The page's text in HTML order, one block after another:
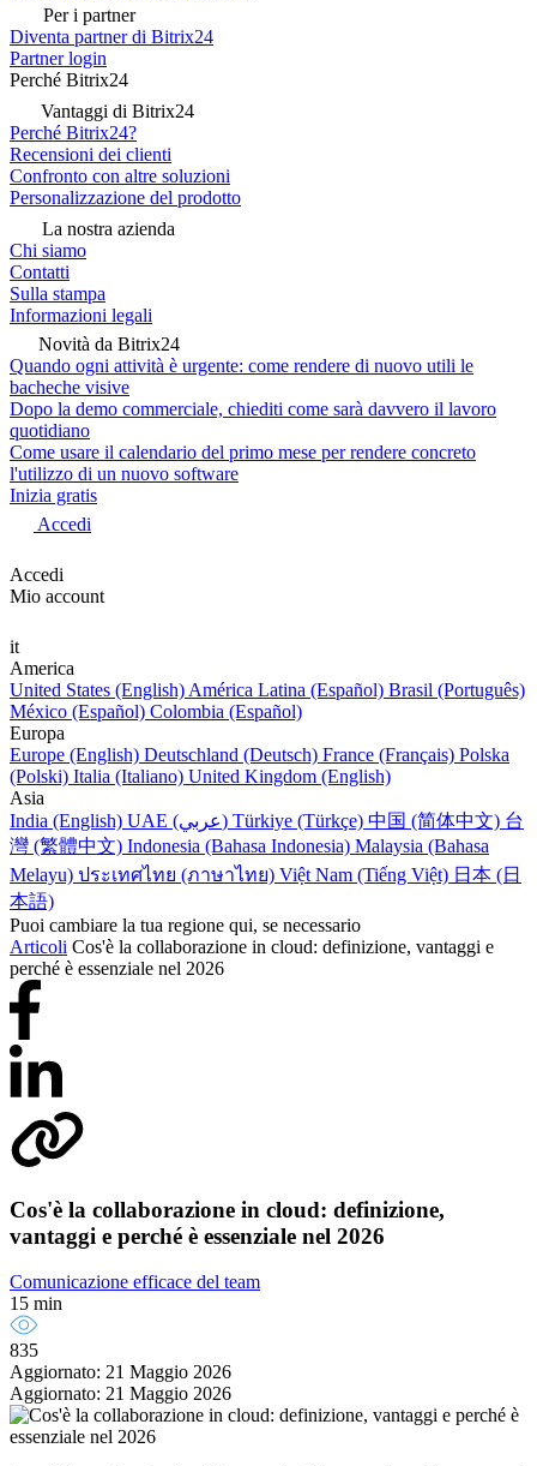
Per i partner
Diventa partner di Bitrix24
Partner login
Perché Bitrix24
Vantaggi di Bitrix24
Perché Bitrix24?
Recensioni dei clienti
Confronto con altre soluzioni
Personalizzazione del prodotto
La nostra azienda
Chi siamo
Contatti
Sulla stampa
Informazioni legali
Novità da Bitrix24
Quando ogni attività è urgente: come rendere di nuovo utili le
bacheche visive
Dopo la demo commerciale, chiediti come sarà davvero il lavoro
quotidiano
Come usare il calendario del primo mese per rendere concreto
l'utilizzo di un nuovo software
Inizia gratis
Accedi
Accedi
Mio account
it
America
United States (English) América Latina (Español) Brasil (Português)
México (Español) Colombia (Español)
Europa
Europe (English) Deutschland (Deutsch) France (Français) Polska
(Polski) Italia (Italiano) United Kingdom (English)
Asia
India (English)
UAE (عربي) Türkiye (Türkçe) 中国 (简体中文) 台
灣 (繁體中文) Indonesia (Bahasa Indonesia) Malaysia (Bahasa
Melayu) ประเทศไทย (ภาษาไทย) Việt Nam (Tiếng Việt) 日本 (日
本語)
Puoi cambiare la tua regione qui, se necessario
Articoli Cos'è la collaborazione in cloud: definizione, vantaggi e
perché è essenziale nel 2026
Cos'è la collaborazione in cloud: definizione,
vantaggi e perché è essenziale nel 2026
Comunicazione efficace del team
15 min
835
Aggiornato: 21 Maggio 2026
Aggiornato: 21 Maggio 2026